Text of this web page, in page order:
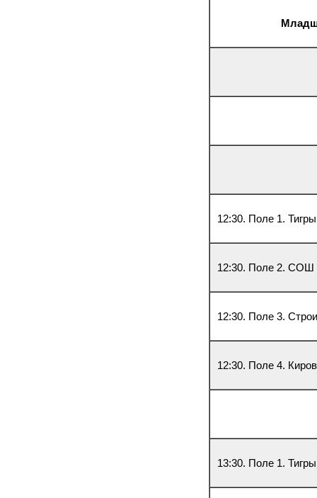
12:30. Поле 1.
12:30. Поле 2. СОШ
12:30. Поле 3.
12:30. Поле 4.
13:30. Поле 1.